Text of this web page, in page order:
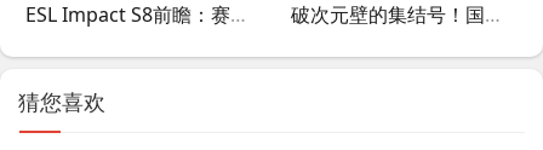
ESL Impact S8前瞻：赛制、参赛队伍、奖金及赛程 破次元壁的集结号！国内首款二次元RTS《无限幻想战线》正式公开，战略的浪漫由此启程
猜您喜欢